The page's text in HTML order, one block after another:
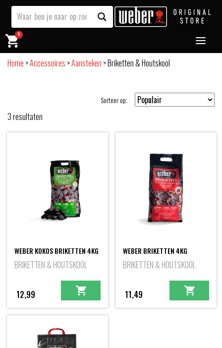
0
Home >Accessoires >Aansteken >Briketten & Houtskool
3resultaten
Sorteer op:
WEBER KOKOS BRIKETTEN 4KG
BRIKETTEN & HOUTSKOOL
12,99
WEBER BRIKETTEN 4KG
BRIKETTEN & HOUTSKOOL
11,49